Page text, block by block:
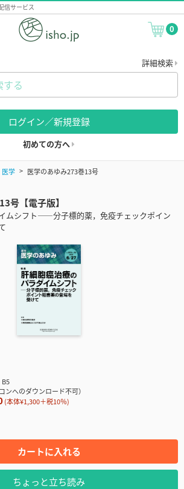
信サービス
0
詳細検索
ログイン／新規登録
初めての方へ
医学 医学のあゆみ273巻13号
号【電子版】
ムシフト――分子標的薬，免疫チェックポイン
B5
ンへのダウンロード不可）
(本体¥1,300＋税10％)
カートに入れる
ちょっと立ち読み